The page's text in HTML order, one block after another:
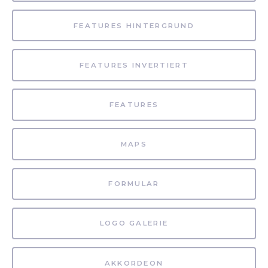
FEATURES HINTERGRUND
FEATURES INVERTIERT
FEATURES
MAPS
FORMULAR
LOGO GALERIE
AKKORDEON